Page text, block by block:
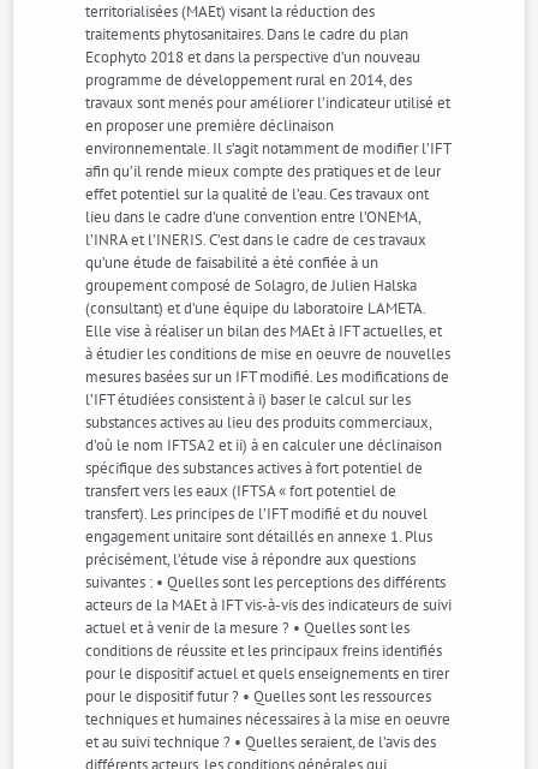
territorialisées (MAEt) visant la réduction des
traitements phytosanitaires. Dans le cadre du plan
Ecophyto 2018 et dans la perspective d’un nouveau
programme de développement rural en 2014, des
travaux sont menés pour améliorer l’indicateur utilisé et
en proposer une première déclinaison
environnementale. Il s’agit notamment de modifier l’IFT
afin qu’il rende mieux compte des pratiques et de leur
effet potentiel sur la qualité de l’eau. Ces travaux ont
lieu dans le cadre d’une convention entre l’ONEMA,
l’INRA et l’INERIS. C’est dans le cadre de ces travaux
qu’une étude de faisabilité a été confiée à un
groupement composé de Solagro, de Julien Halska
(consultant) et d’une équipe du laboratoire LAMETA.
Elle vise à réaliser un bilan des MAEt à IFT actuelles, et
à étudier les conditions de mise en oeuvre de nouvelles
mesures basées sur un IFT modifié. Les modifications de
l’IFT étudiées consistent à i) baser le calcul sur les
substances actives au lieu des produits commerciaux,
d’où le nom IFTSA2 et ii) à en calculer une déclinaison
spécifique des substances actives à fort potentiel de
transfert vers les eaux (IFTSA « fort potentiel de
transfert). Les principes de l’IFT modifié et du nouvel
engagement unitaire sont détaillés en annexe 1. Plus
précisément, l’étude vise à répondre aux questions
suivantes : • Quelles sont les perceptions des différents
acteurs de la MAEt à IFT vis-à-vis des indicateurs de suivi
actuel et à venir de la mesure ? • Quelles sont les
conditions de réussite et les principaux freins identifiés
pour le dispositif actuel et quels enseignements en tirer
pour le dispositif futur ? • Quelles sont les ressources
techniques et humaines nécessaires à la mise en oeuvre
et au suivi technique ? • Quelles seraient, de l’avis des
différents acteurs, les conditions générales qui